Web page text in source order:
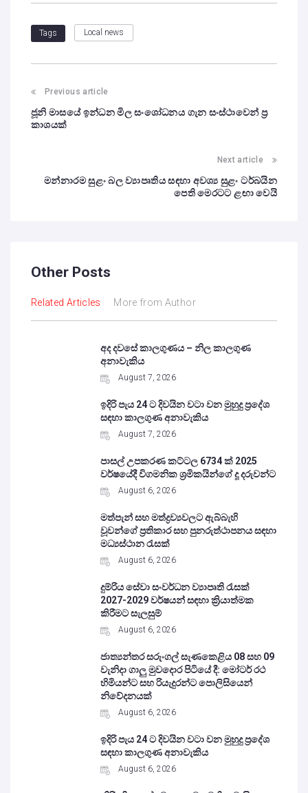
Tags Local news
Previous article
ජූනි මාසයේ ඉන්ධන මිල සංශෝධනය ගැන සංස්ථාවෙන් ප්‍ර
කාශයක්
Next article
මන්නාරම සුළං බල ව්‍යාපෘතිය සඳහා අවශ්‍ය සුළං ටර්බයින
පෙති මෙරටට ළඟා වෙයි
Other Posts
Related Articles More from Author
අද දවසේ කාලගුණය – නිල කාලගුණ
අනාවැකිය
August 7, 2026
ඉදිරි පැය 24 ට දිවයින වටා වන මුහුදු ප්‍රදේශ
සඳහා කාලගුණ අනාවැකිය
August 7, 2026
පාසල් උපකරණ කට්ටල 6734 ක් 2025
වර්ෂයේදී විගමනික ශ්‍රමිකයින්ගේ දූ දරුවන්ට
August 6, 2026
මත්පැන් සහ මත්ද්‍රව්‍යවලට ඇබ්බැහි
වූවන්ගේ ප්‍රතිකාර සහ පුනරුත්ථාපනය සඳහා
මධ්‍යස්ථාන රැසක්
August 6, 2026
දුම්රිය සේවා සංවර්ධන ව්‍යාපෘති රැසක්
2027-2029 වර්ෂයන් සඳහා ක්‍රියාත්මක
කිරීමට සැලසුම්
August 6, 2026
ජාත්‍යන්තර සරුංගල් සැණකෙළිය 08 සහ 09
වැනිදා ගාලු මුවදොර පිටියේ දී: මෝටර් රථ
හිමියන්ට සහ රියැදුරන්ට පොලිසියෙන්
නිවේදනයක්
August 6, 2026
ඉදිරි පැය 24 ට දිවයින වටා වන මුහුදු ප්‍රදේශ
සඳහා කාලගුණ අනාවැකිය
August 6, 2026